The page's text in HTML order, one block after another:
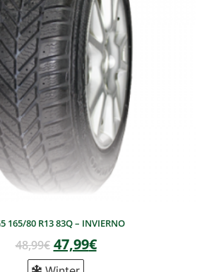
165/80 R13 83Q – INVIERNO
48,99€ 47,99€